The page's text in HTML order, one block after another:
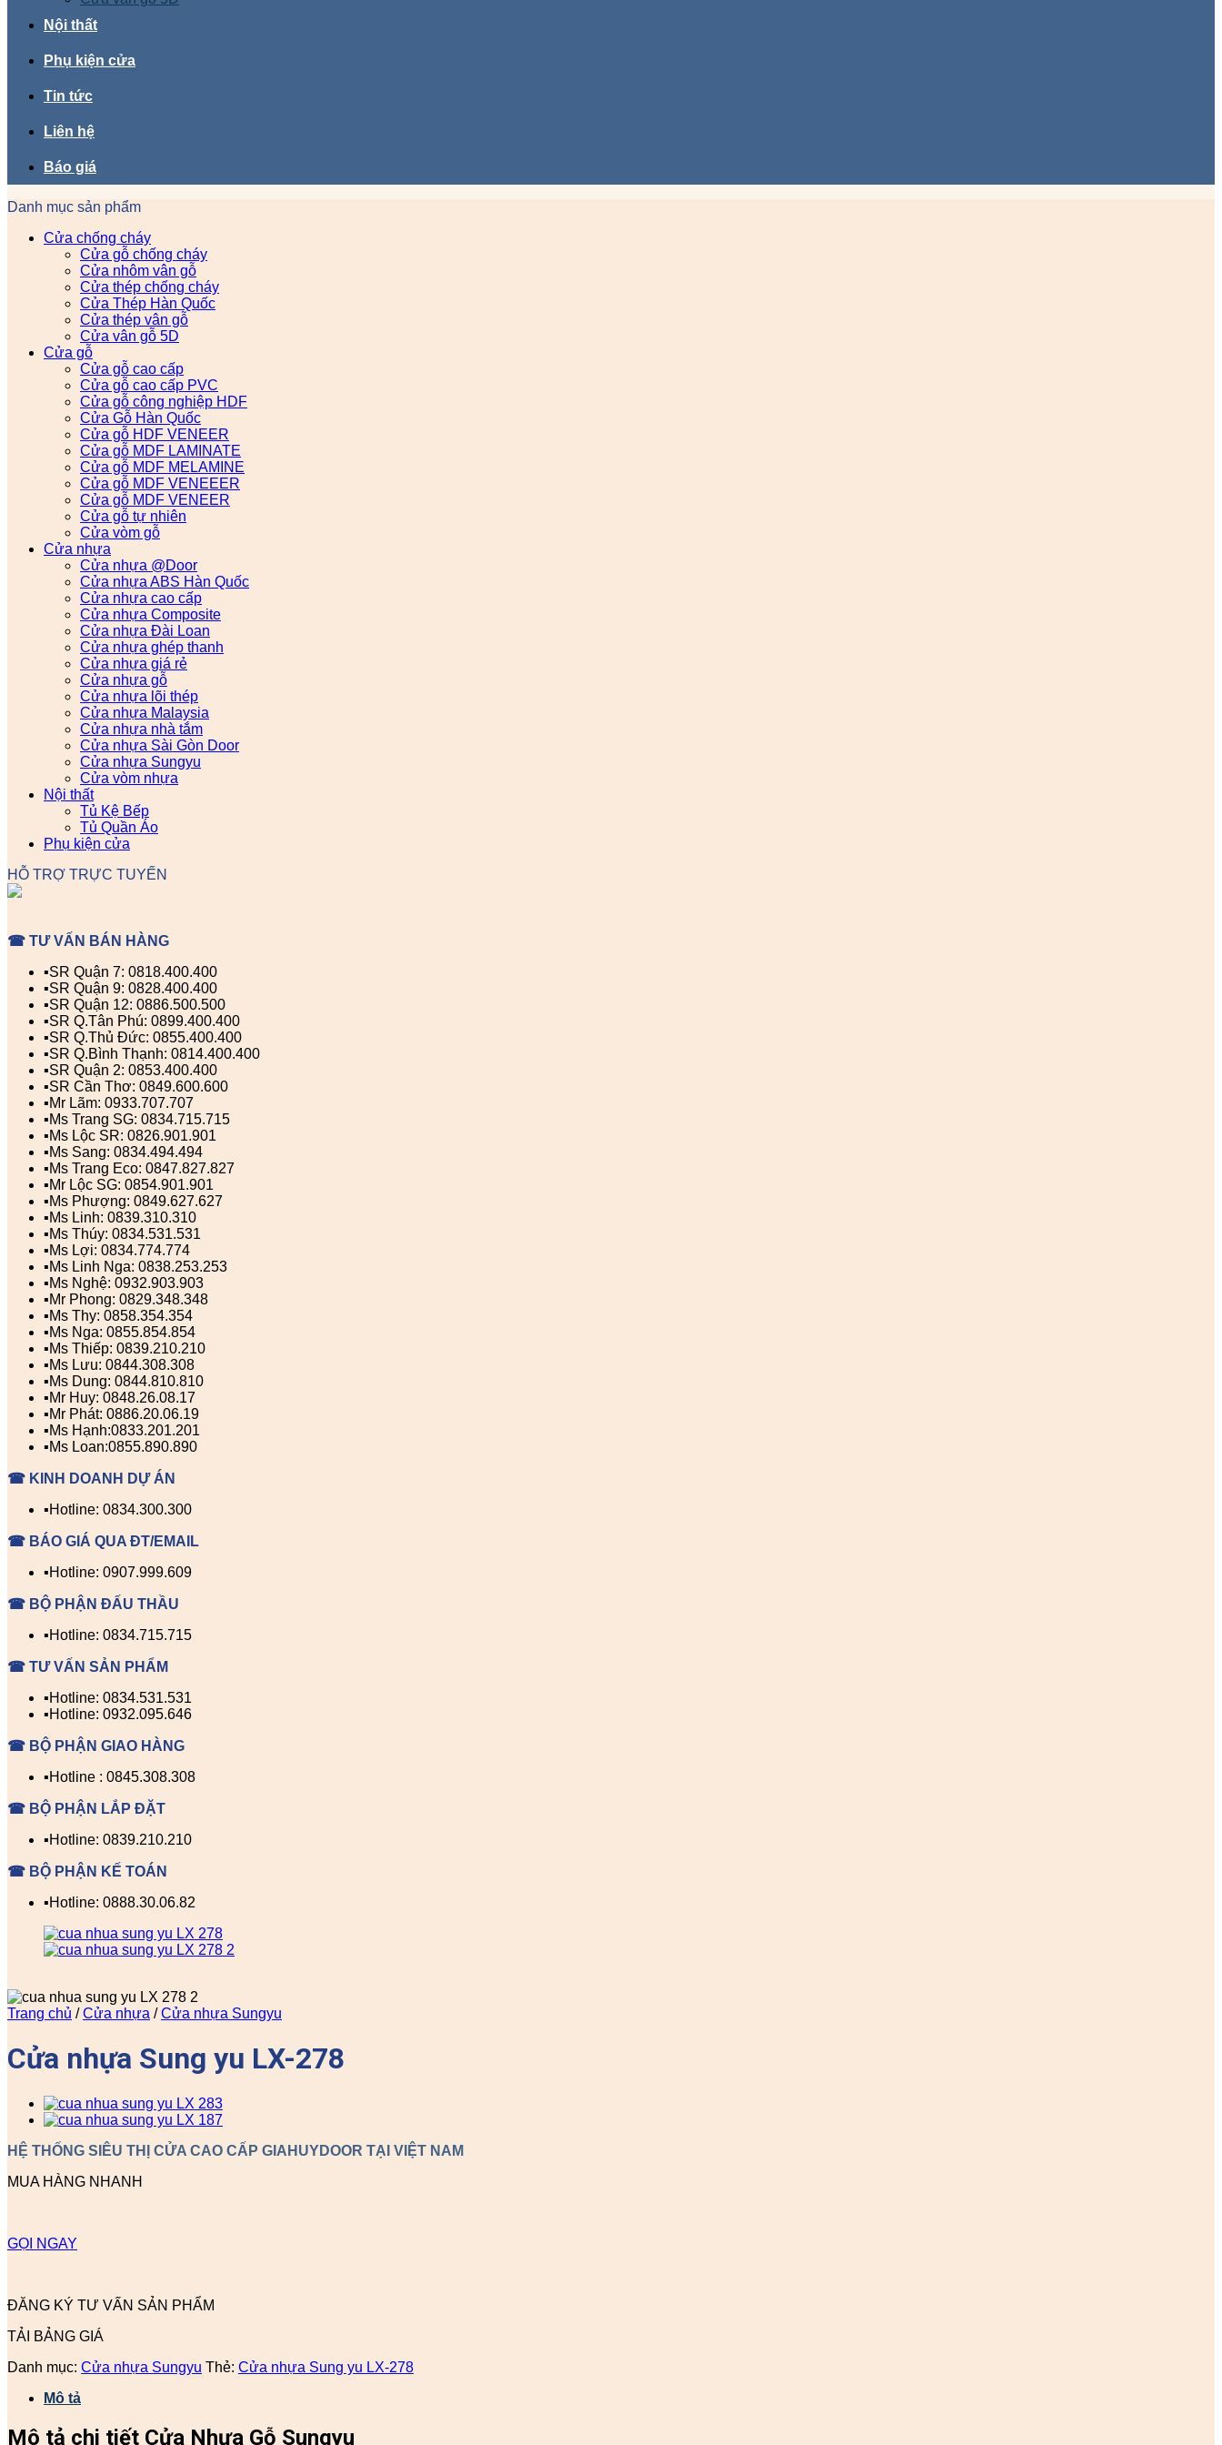
Nội thất
Phụ kiện cửa
Tin tức
Liên hệ
Báo giá
Danh mục sản phẩm
Cửa chống cháy
Cửa gỗ chống cháy
Cửa nhôm vân gỗ
Cửa thép chống cháy
Cửa Thép Hàn Quốc
Cửa thép vân gỗ
Cửa vân gỗ 5D
Cửa gỗ
Cửa gỗ cao cấp
Cửa gỗ cao cấp PVC
Cửa gỗ công nghiệp HDF
Cửa Gỗ Hàn Quốc
Cửa gỗ HDF VENEER
Cửa gỗ MDF LAMINATE
Cửa gỗ MDF MELAMINE
Cửa gỗ MDF VENEEER
Cửa gỗ MDF VENEER
Cửa gỗ tự nhiên
Cửa vòm gỗ
Cửa nhựa
Cửa nhựa @Door
Cửa nhựa ABS Hàn Quốc
Cửa nhựa cao cấp
Cửa nhựa Composite
Cửa nhựa Đài Loan
Cửa nhựa ghép thanh
Cửa nhựa giá rẻ
Cửa nhựa gỗ
Cửa nhựa lõi thép
Cửa nhựa Malaysia
Cửa nhựa nhà tắm
Cửa nhựa Sài Gòn Door
Cửa nhựa Sungyu
Cửa vòm nhựa
Nội thất
Tủ Kệ Bếp
Tủ Quần Áo
Phụ kiện cửa
HỖ TRỢ TRỰC TUYẾN
☎ TƯ VẤN BÁN HÀNG
▪️SR Quận 7: 0818.400.400
▪️SR Quận 9: 0828.400.400
▪️SR Quận 12: 0886.500.500
▪️SR Q.Tân Phú: 0899.400.400
▪️SR Q.Thủ Đức: 0855.400.400
▪️SR Q.Bình Thạnh: 0814.400.400
▪️SR Quận 2: 0853.400.400
▪️SR Cần Thơ: 0849.600.600
▪️Mr Lãm: 0933.707.707
▪️Ms Trang SG: 0834.715.715
▪️Ms Lộc SR: 0826.901.901
▪️Ms Sang: 0834.494.494
▪️Ms Trang Eco: 0847.827.827
▪️Mr Lộc SG: 0854.901.901
▪️Ms Phượng: 0849.627.627
▪️Ms Linh: 0839.310.310
▪️Ms Thúy: 0834.531.531
▪️Ms Lợi: 0834.774.774
▪️Ms Linh Nga: 0838.253.253
▪️Ms Nghệ: 0932.903.903
▪️Mr Phong: 0829.348.348
▪️Ms Thy: 0858.354.354
▪️Ms Nga: 0855.854.854
▪️Ms Thiếp: 0839.210.210
▪️Ms Lưu: 0844.308.308
▪️Ms Dung: 0844.810.810
▪️Mr Huy: 0848.26.08.17
▪️Mr Phát: 0886.20.06.19
▪️Ms Hạnh:0833.201.201
▪️Ms Loan:0855.890.890
☎ KINH DOANH DỰ ÁN
▪️Hotline: 0834.300.300
☎ BÁO GIÁ QUA ĐT/EMAIL
▪️Hotline: 0907.999.609
☎ BỘ PHẬN ĐẤU THẦU
▪️Hotline: 0834.715.715
☎ TƯ VẤN SẢN PHẨM
▪️Hotline: 0834.531.531
▪️Hotline: 0932.095.646
☎ BỘ PHẬN GIAO HÀNG
▪️Hotline : 0845.308.308
☎ BỘ PHẬN LẮP ĐẶT
▪️Hotline: 0839.210.210
☎ BỘ PHẬN KẾ TOÁN
▪️Hotline: 0888.30.06.82
Trang chủ / Cửa nhựa / Cửa nhựa Sungyu
Cửa nhựa Sung yu LX-278
HỆ THỐNG SIÊU THỊ CỬA CAO CẤP GIAHUYDOOR TẠI VIỆT NAM
MUA HÀNG NHANH
GỌI NGAY
ĐĂNG KÝ TƯ VẤN SẢN PHẨM
TẢI BẢNG GIÁ
Danh mục: Cửa nhựa Sungyu Thẻ: Cửa nhựa Sung yu LX-278
Mô tả
Mô tả chi tiết Cửa Nhựa Gỗ Sungyu